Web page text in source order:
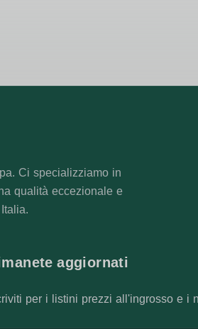
Ci specializziamo in
qualità eccezionale e
aggiornati
per i listini prezzi all'ingrosso e i